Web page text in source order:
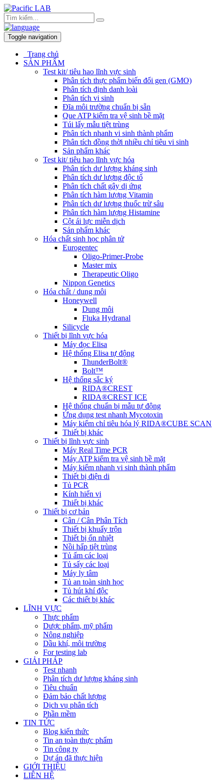
Toggle navigation
Trang chủ
SẢN PHẨM
Test kit/ tiêu hao lĩnh vực sinh
Phân tích thực phẩm biến đổi gen (GMO)
Phân tích định danh loài
Phân tích vi sinh
Đĩa môi trường chuẩn bị sẵn
Que ATP kiểm tra vệ sinh bề mặt
Túi lấy mẫu tiệt trùng
Phân tích nhanh vi sinh thành phẩm
Phân tích đồng thời nhiều chỉ tiêu vi sinh
Sản phẩm khác
Test kit/ tiêu hao lĩnh vực hóa
Phân tích dư lượng kháng sinh
Phân tích dư lượng độc tố
Phân tích chất gây dị ứng
Phân tích hàm lượng Vitamin
Phân tích dư lượng thuốc trừ sâu
Phân tích hàm lượng Histamine
Cột ái lực miễn dịch
Sản phẩm khác
Hóa chất sinh học phân tử
Eurogentec
Oligo-Primer-Probe
Master mix
Therapeutic Oligo
Nippon Genetics
Hóa chất / dung môi
Honeywell
Dung môi
Fluka Hydranal
Silicycle
Thiết bị lĩnh vực hóa
Máy đọc Elisa
Hệ thống Elisa tự động
ThunderBolt®
Bolt™
Hệ thống sắc ký
RIDA®CREST
RIDA®CREST ICE
Hệ thống chuẩn bị mẫu tự động
Ứng dụng test nhanh Mycotoxin
Máy kiểm chỉ tiêu hóa lý RIDA®CUBE SCAN
Thiết bị khác
Thiết bị lĩnh vực sinh
Máy Real Time PCR
Máy ATP kiểm tra vệ sinh bề mặt
Máy kiểm nhanh vi sinh thành phẩm
Thiết bị điện di
Tủ PCR
Kính hiển vi
Thiết bị khác
Thiết bị cơ bản
Cân / Cân Phân Tích
Thiết bị khuấy trộn
Thiết bị ổn nhiệt
Nồi hấp tiệt trùng
Tủ ấm các loại
Tủ sấy các loại
Máy ly tâm
Tủ an toàn sinh học
Tủ hút khí độc
Các thiết bị khác
LĨNH VỰC
Thực phẩm
Dược phẩm, mỹ phẩm
Nông nghiệp
Dầu khí, môi trường
For testing lab
GIẢI PHÁP
Test nhanh
Phân tích dư lượng kháng sinh
Tiêu chuẩn
Đảm bảo chất lượng
Dịch vụ phân tích
Phần mềm
TIN TỨC
Blog kiến thức
Tin an toàn thực phẩm
Tin công ty
Dự án đã thực hiện
GIỚI THIỆU
LIÊN HỆ